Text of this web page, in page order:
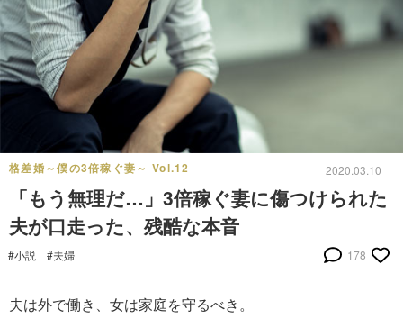
格差婚～僕の3倍稼ぐ妻～ Vol.12 2020.03.10
「もう無理だ…」3倍稼ぐ妻に傷つけられた
夫が口走った、残酷な本音
#小説 #夫婦 178
夫は外で働き、女は家庭を守るべき。